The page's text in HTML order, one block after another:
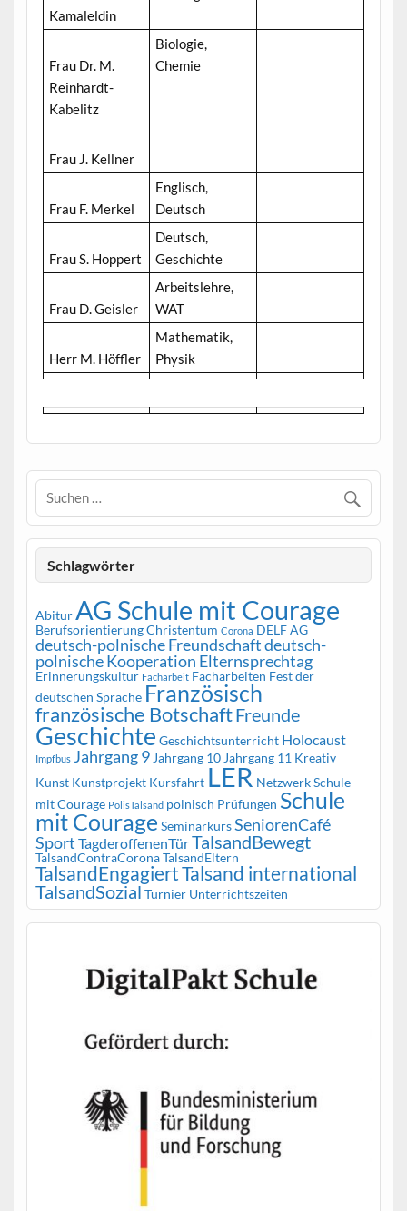
Kamaleldin
Frau Dr. M.
Reinhardt-
Kabelitz
Biologie,
Chemie
Frau J. Kellner
Frau F. Merkel
Englisch,
Deutsch
Frau S. Hoppert
Deutsch,
Geschichte
Frau D. Geisler
Arbeitslehre,
WAT
Herr M. Höffler
Mathematik,
Physik
Schlagwörter
AbiturAG Schule mit Courage
BerufsorientierungChristentum Corona DELF AG
deutsch-polnische Freundschaftdeutsch-
polnische Kooperation Elternsprechtag
Erinnerungskultur Facharbeit Facharbeiten Fest der
deutschen Sprache Französisch
französische BotschaftFreunde
Geschichte Geschichtsunterricht Holocaust
Impfbus Jahrgang 9 Jahrgang 10 Jahrgang 11 Kreativ
Kunst Kunstprojekt Kursfahrt LER Netzwerk Schule
mit Courage PolisTalsand polnisch Prüfungen Schule
mit Courage SeminarkursSeniorenCafé
Sport TagderoffenenTürTalsandBewegt
TalsandContraCoronaTalsandEltern
TalsandEngagiertTalsand international
TalsandSozial Turnier Unterrichtszeiten